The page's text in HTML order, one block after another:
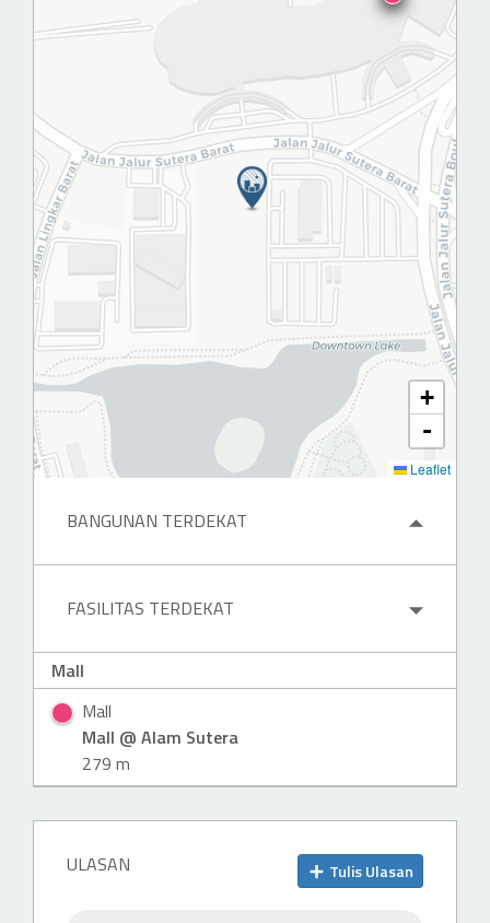
BANGUNAN TERDEKAT
FASILITAS TERDEKAT
Mall
Mall
Mall @ Alam Sutera
279 m
+
-
Leaflet
ULASAN Tulis Ulasan